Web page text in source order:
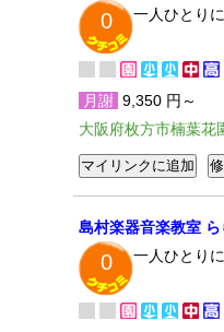
0 一人ひとり
月謝 9,350 円～
大阪府枚方市楠葉花
島村楽器音楽教室
0 一人ひとり